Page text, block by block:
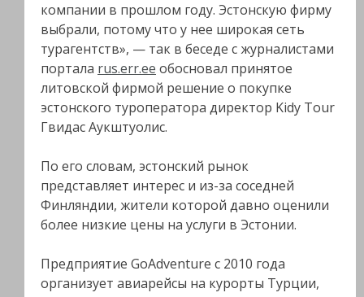
компании в прошлом году. Эстонскую фирму
выбрали, потому что у нее широкая сеть
турагентств», — так в беседе с журналистами
портала rus.err.ee обосновал принятое
литовской фирмой решение о покупке
эстонского туроператора директор Kidy Tour
Гвидас Аукштуолис.
По его словам, эстонский рынок
представляет интерес и из-за соседней
Финляндии, жители которой давно оценили
более низкие цены на услуги в Эстонии.
Предприятие GoAdventure с 2010 года
организует авиарейсы на курорты Турции,